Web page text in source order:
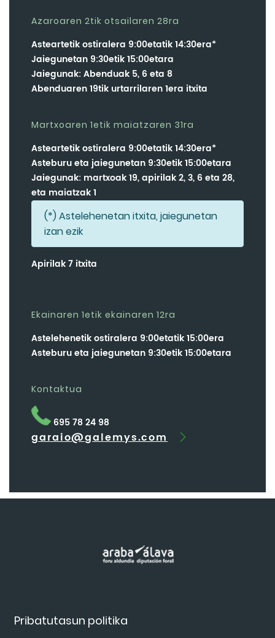
Azaroaren 2tik otsailaren 28ra
Asteartetik ostiralera 9:00etatik 14:30era*
Jaiegunetan 9:30etik 15:00etara
Jaiegunak: Abenduak 5, 6 eta 8
Abenduaren 19tik urtarrilaren 1era itxita
Martxoaren 1etik maiatzaren 31ra
Asteartetik ostiralera 9:00etatik 14:30era*
Asteburu eta jaiegunetan 9:30etik 15:00etara
Jaiegunak: martxoak 19, apirilak 2, 3, 6 eta 28,
eta maiatzak 1
(*) Astelehenetan itxita, jaiegunetan
izan ezik
Apirilak 7 itxita
Ekainaren 1etik ekainaren 12ra
Astelehenetik ostiralera 9:00etatik 15:00era
Asteburu eta jaiegunetan 9:30etik 15:00etara
Kontaktua
695 78 24 98
garaio@galemys.com
Pribatutasun politika